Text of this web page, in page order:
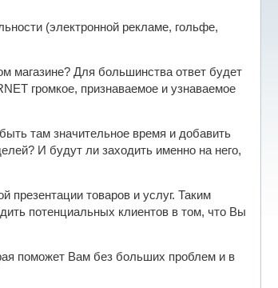
(электронной рекламе, гольфе,
магазине? Для большинства ответ будет
громкое, признаваемое и узнаваемое
там значительное время и добавить
И будут ли заходить именно на него,
презентации товаров и услуг. Таким
потенциальных клиентов в том, что Вы
поможет Вам без больших проблем и в